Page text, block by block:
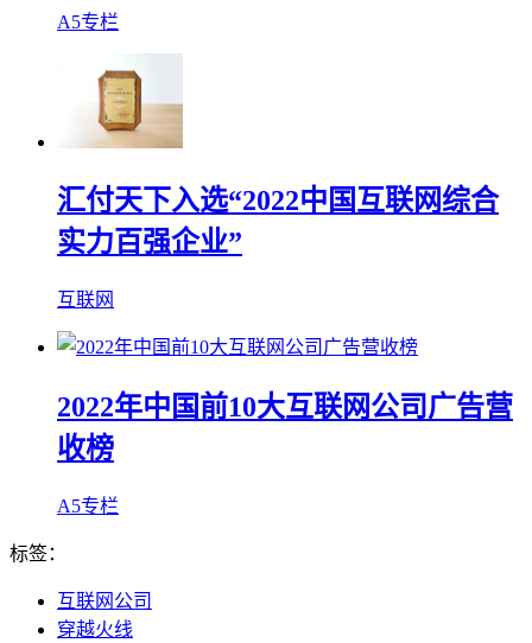
A5专栏
汇付天下入选“2022中国互联网综合
实力百强企业”
互联网
2022年中国前10大互联网公司广告营
收榜
A5专栏
标签：
互联网公司
穿越火线